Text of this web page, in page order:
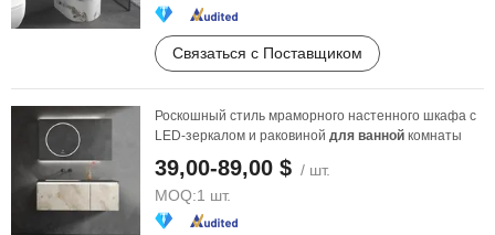
Связаться с Поставщиком
Роскошный стиль мраморного настенного шкафа с
LED-зеркалом и раковиной для ванной комнаты
39,00-89,00 $ / шт.
MOQ:1 шт.